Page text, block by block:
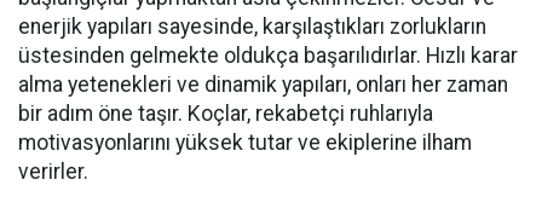
enerjik yapıları sayesinde, karşılaştıkları zorlukların
üstesinden gelmekte oldukça başarılıdırlar. Hızlı karar
alma yetenekleri ve dinamik yapıları, onları her zaman
bir adım öne taşır. Koçlar, rekabetçi ruhlarıyla
motivasyonlarını yüksek tutar ve ekiplerine ilham
verirler.